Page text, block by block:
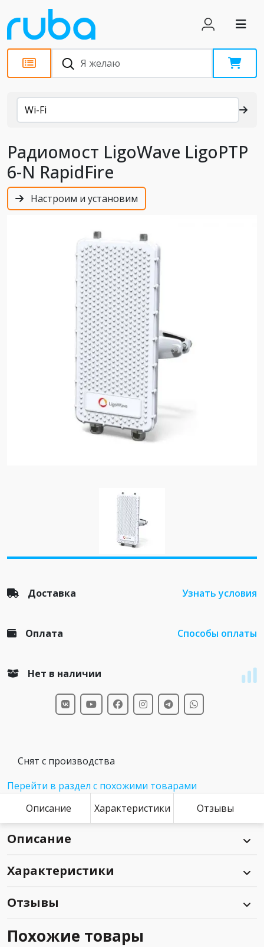
Каталог
Wi-Fi
Радиомост LigoWave LigoPTP
6-N RapidFire
Настроим и установим
Доставка Узнать условия
Оплата Способы оплаты
Нет в наличии
Снят с производства
Перейти в раздел с похожими товарами
Описание
Характеристики Отзывы
Описание
Характеристики
Отзывы
Похожие товары